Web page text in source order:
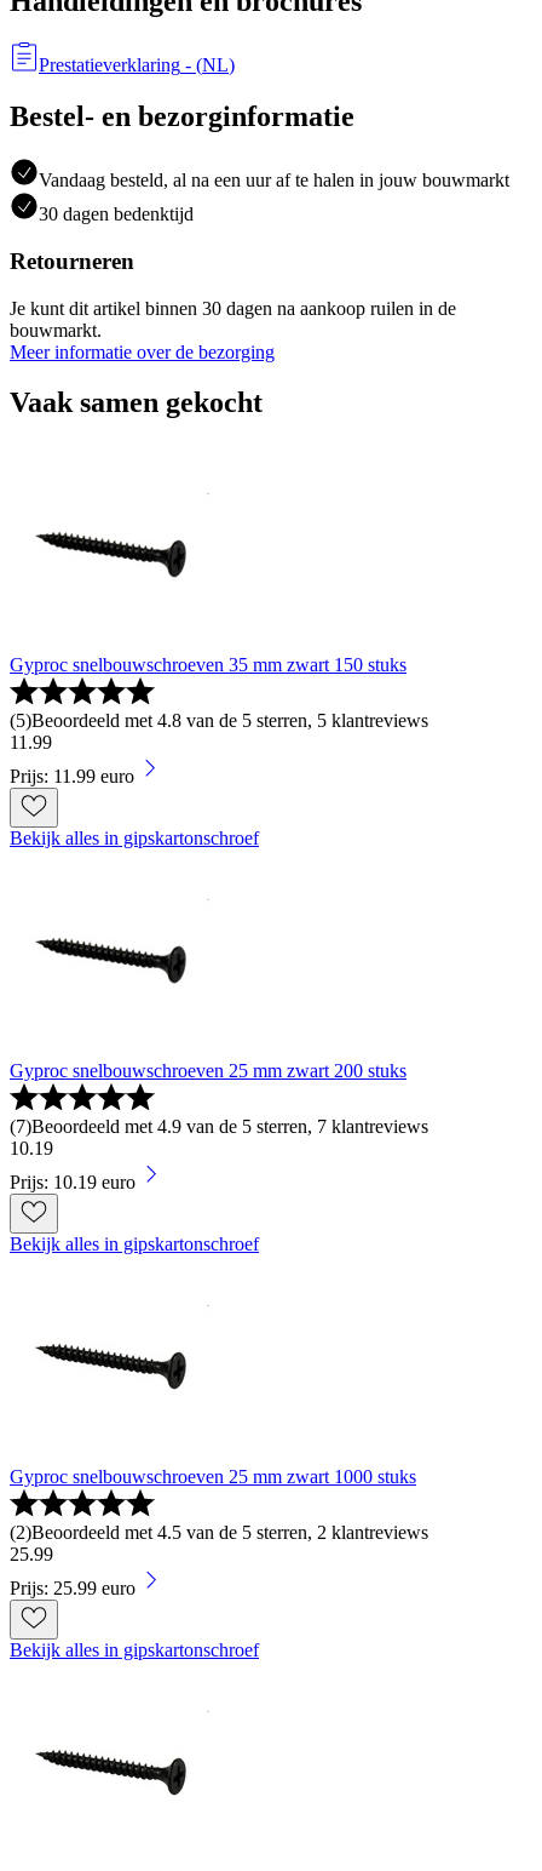
Prestatieverklaring - (NL)
Bestel- en bezorginformatie
Vandaag besteld, al na een uur af te halen in jouw bouwmarkt
30 dagen bedenktijd
Retourneren
Je kunt dit artikel binnen 30 dagen na aankoop ruilen in de
bouwmarkt.
Meer informatie over de bezorging
Vaak samen gekocht
Gyproc snelbouwschroeven 35 mm zwart 150 stuks
(5)Beoordeeld met 4.8 van de 5 sterren, 5 klantreviews
11 .99
Prijs: 11.99 euro
Bekijk alles in gipskartonschroef
Gyproc snelbouwschroeven 25 mm zwart 200 stuks
(7)Beoordeeld met 4.9 van de 5 sterren, 7 klantreviews
10.19
Prijs: 10.19 euro
Bekijk alles in gipskartonschroef
Gyproc snelbouwschroeven 25 mm zwart 1000 stuks
(2)Beoordeeld met 4.5 van de 5 sterren, 2 klantreviews
25.99
Prijs: 25.99 euro
Bekijk alles in gipskartonschroef